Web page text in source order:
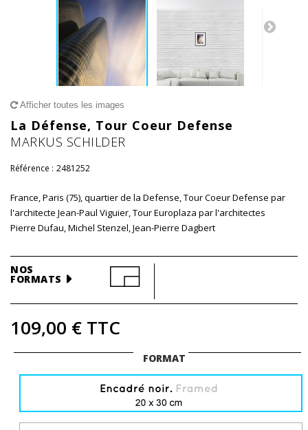
Afficher toutes les images
La Défense, Tour Coeur Defense
MARKUS SCHILDER
Référence : 2481252
France, Paris (75), quartier de la Defense, Tour Coeur Defense par
l'architecte Jean-Paul Viguier, Tour Europlaza par l'architectes
Pierre Dufau, Michel Stenzel, Jean-Pierre Dagbert
NOS
FORMATS
109,00 € TTC
FORMAT